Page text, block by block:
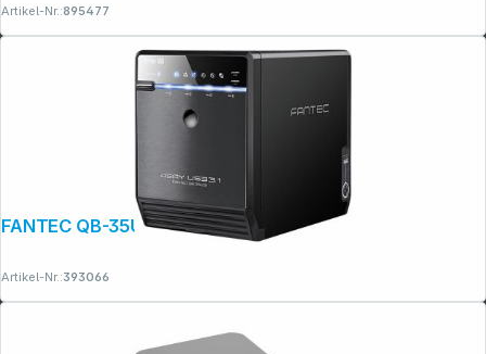
Artikel-Nr.:895477
FANTEC QB-35U31 4x3,5" USB 3.1
Artikel-Nr.:393066